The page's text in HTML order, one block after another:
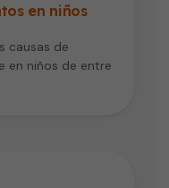
en niños
causas de
en niños de entre